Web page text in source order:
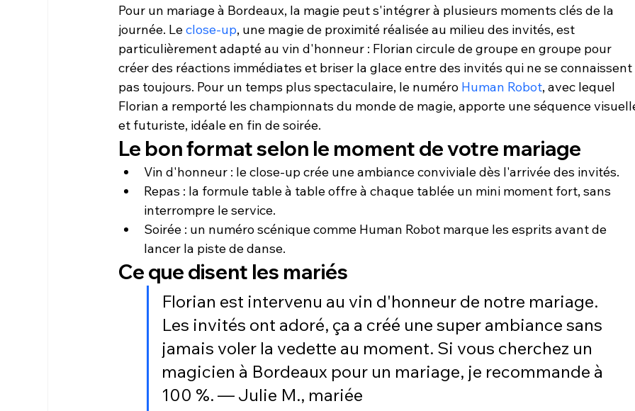
Pour un mariage à Bordeaux, la magie peut s'intégrer à plusieurs moments clés de la
journée. Le close-up, une magie de proximité réalisée au milieu des invités, est
particulièrement adapté au vin d'honneur : Florian circule de groupe en groupe pour
créer des réactions immédiates et briser la glace entre des invités qui ne se connaissent
pas toujours. Pour un temps plus spectaculaire, le numéro Human Robot, avec lequel
Florian a remporté les championnats du monde de magie, apporte une séquence
et futuriste, idéale en fin de soirée.
Le bon format selon le moment de votre mariage
Vin d'honneur : le close-up crée une ambiance conviviale dès l'arrivée des invités.
Repas : la formule table à table offre à chaque tablée un mini moment fort, sans
interrompre le service.
Soirée : un numéro scénique comme Human Robot marque les esprits avant de
lancer la piste de danse.
Ce que disent les mariés
Florian est intervenu au vin d'honneur de notre mariage.
Les invités ont adoré, ça a créé une super ambiance sans
jamais voler la vedette au moment. Si vous cherchez un
magicien à Bordeaux pour un mariage, je recommande à
100 %. — Julie M., mariée